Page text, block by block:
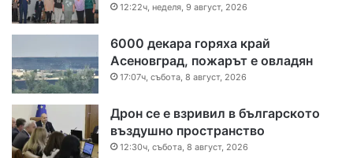
12:22ч, неделя, 9 август, 2026
6000 декара горяха край
Асеновград, пожарът е овладян
17:07ч, събота, 8 август, 2026
Дрон се е взривил в българското
въздушно пространство
12:30ч, събота, 8 август, 2026